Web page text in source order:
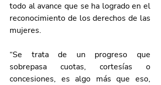
todo al avance que se ha logrado en el
reconocimiento de los derechos de las
mujeres.
“Se trata de un progreso que
sobrepasa cuotas, cortesías o
concesiones, es algo más que eso,